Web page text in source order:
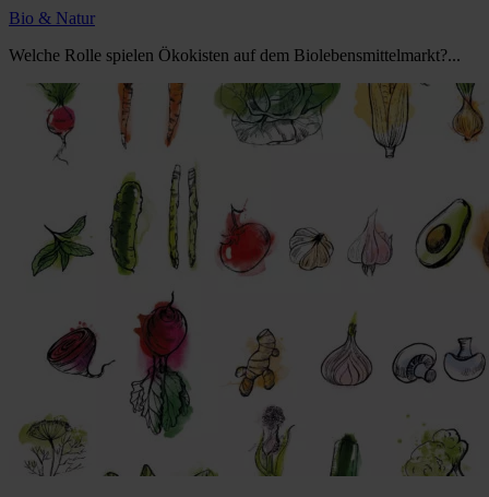
Bio & Natur
Welche Rolle spielen Ökokisten auf dem Biolebensmittelmarkt?...